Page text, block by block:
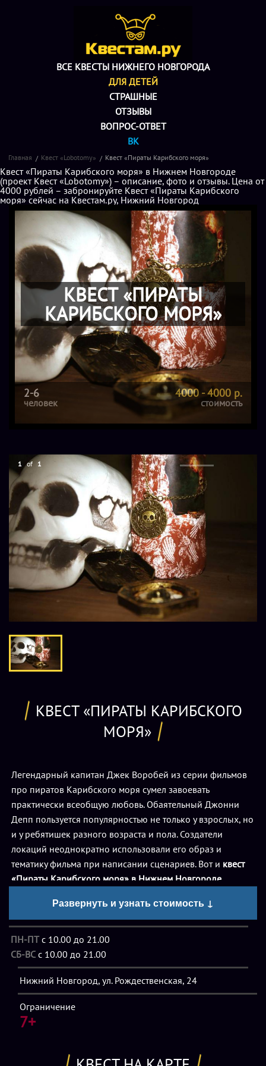
ВСЕ КВЕСТЫ НИЖНЕГО НОВГОРОДА
ДЛЯ ДЕТЕЙ
СТРАШНЫЕ
ОТЗЫВЫ
ВОПРОС-ОТВЕТ
ВК
Главная Квест «Lobotomy» Квест «Пираты Карибского моря»
Квест «Пираты Карибского моря» в Нижнем Новгороде
(проект Квест «Lobotomy») – описание, фото и отзывы. Цена от
4000 рублей – забронируйте Квест «Пираты Карибского
моря» сейчас на Квестам.ру, Нижний Новгород
КВЕСТ «ПИРАТЫ
КАРИБСКОГО МОРЯ»
2-6
человек
4000 - 4000 р.
стоимость
1 of 1
КВЕСТ «ПИРАТЫ КАРИБСКОГО
МОРЯ»
Легендарный капитан Джек Воробей из серии фильмов
про пиратов Карибского моря сумел завоевать
практически всеобщую любовь. Обаятельный Джонни
Депп пользуется популярностью не только у взрослых, но
и у ребятишек разного возраста и пола. Создатели
локаций неоднократно использовали его образ и
тематику фильма при написании сценариев. Вот и квест
«Пираты Карибского моря» в Нижнем Новгороде
предназначен для мальчишек и девчонок в возрасте от 7
до 15 лет и длится ровно час.
Что ожидает юных любителей морских приключений и
опасных сражений с пиратами? Потрясающая обстановка
парусного судна: трюмы, каюты, сундуки, рундуки, снасти
и даже запах моря и дерева, смоченного солеными
брызгами. Фоном к игре служит музыка из любимого
фильма, а помогает ребятам в их странствиях по
моряк, соратник Джека по многочисленным походам и
Развернуть и узнать стоимость ↓
ПН-ПТс 10.00 до 21.00
СБ-ВС с 10.00 до 21.00
Нижний Новгород, ул. Рождественская, 24
Ограничение
7+